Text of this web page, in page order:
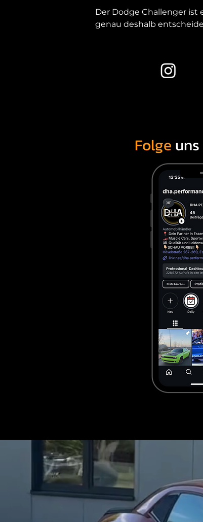
Der Dodge Challenger ist
genau deshalb
Als erfahrener Dodge
Dodge Challenger
und beeindruckender
Ihre Vorteile auf einen
Ikonisches Muscle-Car-
Leistungsstarke Motoren
Hoher
Große Auswahl an Dodge
Alltagstauglich und
Wer einen Dodge
Dodge Challenger in
Einen Dodge Challenger
durchgeführt werden.
TÜV, Abgas- &
Zulassung & Übergabe in
So wird Ihr Dodge
Folge